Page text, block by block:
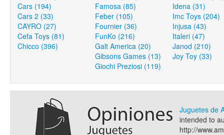
Cars (194)
Cars 2 (33)
CAYRO (27)
Cefa Toys (81)
Chicco (396)
Famosa (85)
Feber (105)
Fournier (36)
FunKo (216)
Galt America (20)
Gibsons Games (13)
Giochi Preziosi (119)
Idena (31)
Imc Toys (204)
Injusa (43)
Italeri (47)
Janod (210)
Joy Toy (33)
Juguetes de
intended to
http://